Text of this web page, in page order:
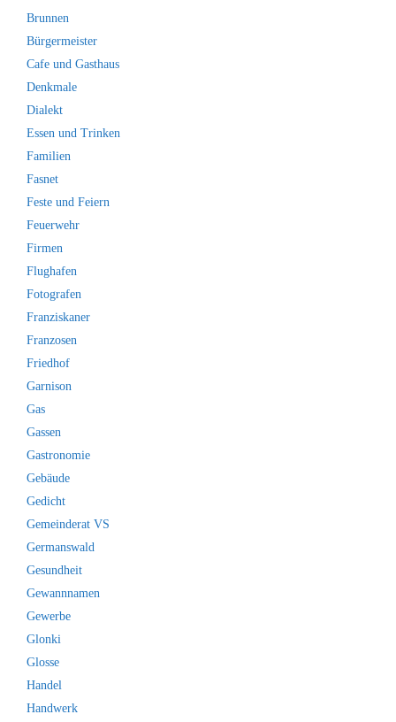
Brunnen
Bürgermeister
Cafe und Gasthaus
Denkmale
Dialekt
Essen und Trinken
Familien
Fasnet
Feste und Feiern
Feuerwehr
Firmen
Flughafen
Fotografen
Franziskaner
Franzosen
Friedhof
Garnison
Gas
Gassen
Gastronomie
Gebäude
Gedicht
Gemeinderat VS
Germanswald
Gesundheit
Gewannnamen
Gewerbe
Glonki
Glosse
Handel
Handwerk